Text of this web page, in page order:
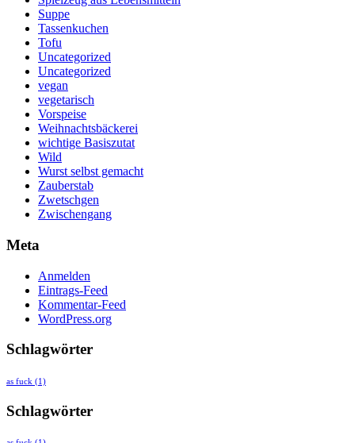
Suppe
Tassenkuchen
Tofu
Uncategorized
Uncategorized
vegan
vegetarisch
Vorspeise
Weihnachtsbäckerei
wichtige Basiszutat
Wild
Wurst selbst gemacht
Zauberstab
Zwetschgen
Zwischengang
Meta
Anmelden
Eintrags-Feed
Kommentar-Feed
WordPress.org
Schlagwörter
as fuck (1)
Schlagwörter